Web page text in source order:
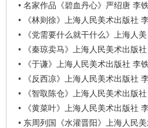
• 名家作品《碧血丹心》严绍唐 李
•
《林则徐》上海人民美术出版社
•
《党需要什么就干什么》上海人
•
《秦琼卖马》上海人民美术出版
•
《于谦》上海人民美术出版社 李
•
《反西凉》上海人民美术出版社
•
《智取陈仓》上海人民美术出版
•
《黄菜叶》上海人民美术出版社
• 东周列国《水灌晋阳》上海人民